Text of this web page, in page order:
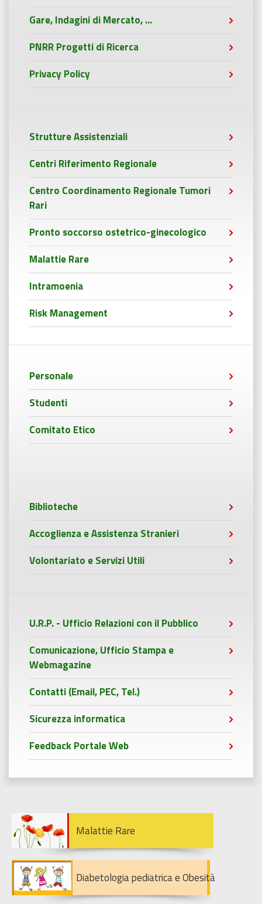
Gare, Indagini di Mercato, ...
PNRR Progetti di Ricerca
Privacy Policy
Strutture Assistenziali
Centri Riferimento Regionale
Centro Coordinamento Regionale Tumori
Rari
Pronto soccorso ostetrico-ginecologico
Malattie Rare
Intramoenia
Risk Management
Personale
Studenti
Comitato Etico
Biblioteche
Accoglienza e Assistenza Stranieri
Volontariato e Servizi Utili
U.R.P. - Ufficio Relazioni con il Pubblico
Comunicazione, Ufficio Stampa e
Webmagazine
Contatti (Email, PEC, Tel.)
Sicurezza informatica
Feedback Portale Web
Malattie Rare
Diabetologia pediatrica e Obesità